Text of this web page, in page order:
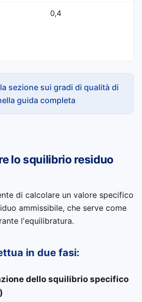
0,4
sezione sui gradi di qualità di
guida completa
lo squilibrio residuo
di calcolare un valore specifico
ammissibile, che serve come
l'equilibratura.
in due fasi:
dello squilibrio specifico
)